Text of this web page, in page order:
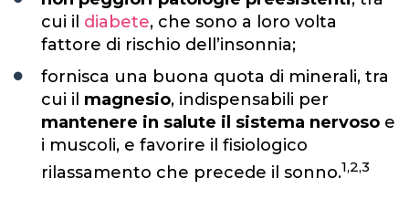
cui il diabete, che sono a loro volta
fattore di rischio dell’insonnia;
fornisca una buona quota di minerali, tra
cui il magnesio, indispensabili per
mantenere in salute il sistema nervoso e
i muscoli, e favorire il fisiologico
rilassamento che precede il sonno.1,2,3